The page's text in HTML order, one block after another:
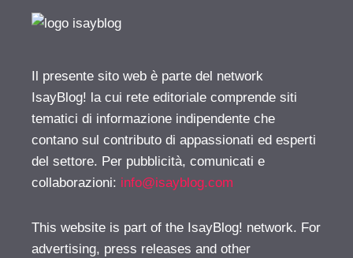
Il presente sito web è parte del network
IsayBlog! la cui rete editoriale comprende siti
tematici di informazione indipendente che
contano sul contributo di appassionati ed esperti
del settore. Per pubblicità, comunicati e
collaborazioni: info@isayblog.com
This website is part of the IsayBlog! network. For
advertising, press releases and other